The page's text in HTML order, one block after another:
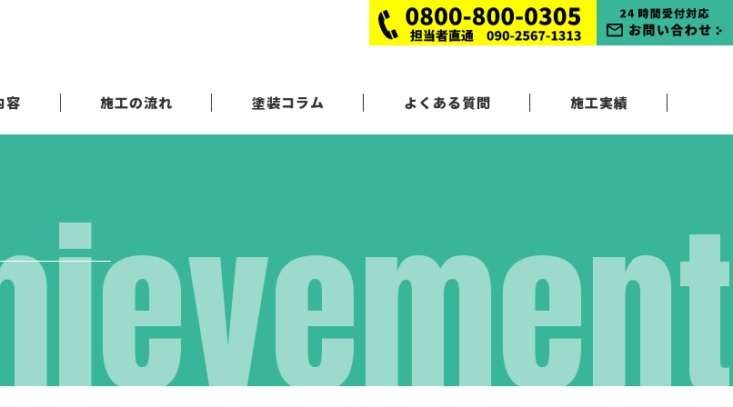
容 施工の流れ 塗装コラム よくある質問 施工実績